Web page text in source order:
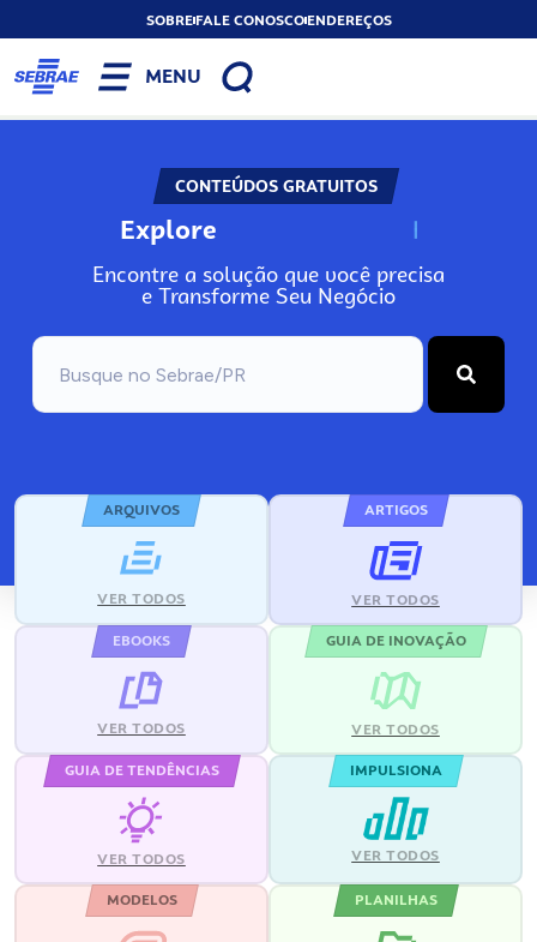
SOBREFALE CONOSCOENDEREÇOS
MENU
CONTEÚDOS GRATUITOS
Explore N
Encontre a solução que você precisa
e Transforme Seu Negócio
ARQUIVOS
VER TODOS
ARTIGOS
VER TODOS
EBOOKS
VER TODOS
GUIA DE INOVAÇÃO
VER TODOS
GUIA DE TENDÊNCIAS
VER TODOS
IMPULSIONA
VER TODOS
MODELOS PLANILHAS